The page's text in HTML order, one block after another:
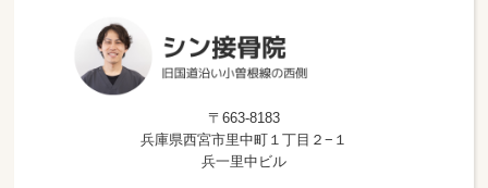
〒663-8183
兵庫県西宮市里中町１丁目２−１
兵一里中ビル